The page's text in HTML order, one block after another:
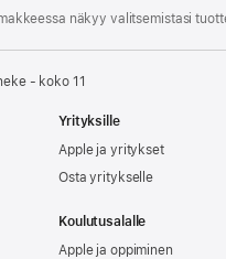
näkyy valitsemistasi
- koko 11
Yrityksille
Apple ja yritykset
Osta yritykselle
Koulutusalalle
Apple ja oppiminen